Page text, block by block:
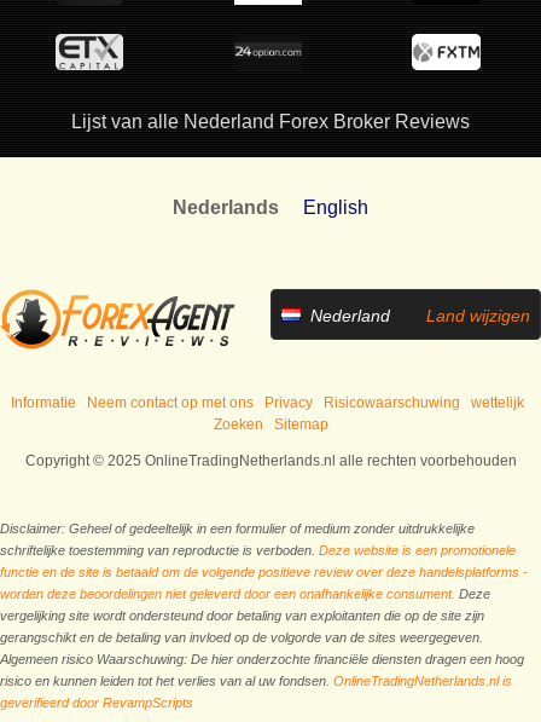
Lijst van alle Nederland Forex Broker Reviews
Nederlands English
Nederland Land wijzigen
Informatie Neem contact op met ons Privacy Risicowaarschuwing
wettelijk
Zoeken
Sitemap
Copyright © 2025 OnlineTradingNetherlands.nl alle rechten voorbehouden
Disclaimer: Geheel of gedeeltelijk in een formulier of medium zonder uitdrukkelijke
schriftelijke toestemming van reproductie is verboden. Deze website is een promotionele
functie en de site is betaald om de volgende positieve review over deze handelsplatforms -
worden deze beoordelingen niet geleverd door een onafhankelijke consument. Deze
vergelijking site wordt ondersteund door betaling van exploitanten die op de site zijn
gerangschikt en de betaling van invloed op de volgorde van de sites weergegeven.
Algemeen risico Waarschuwing: De hier onderzochte financiële diensten dragen een hoog
risico en kunnen leiden tot het verlies van al uw fondsen. OnlineTradingNetherlands.nl is
geverifieerd door RevampScripts